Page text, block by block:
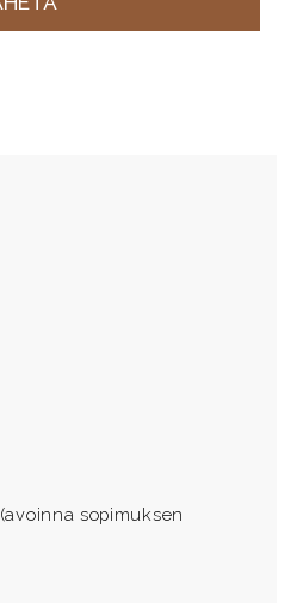
(avoinna sopimuksen